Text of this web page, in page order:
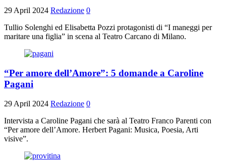
29 April 2024 Redazione 0
Tullio Solenghi ed Elisabetta Pozzi protagonisti di “I maneggi per
maritare una figlia” in scena al Teatro Carcano di Milano.
“Per amore dell’Amore”: 5 domande a Caroline
Pagani
29 April 2024 Redazione 0
Intervista a Caroline Pagani che sarà al Teatro Franco Parenti con
“Per amore dell’Amore. Herbert Pagani: Musica, Poesia, Arti
visive”.